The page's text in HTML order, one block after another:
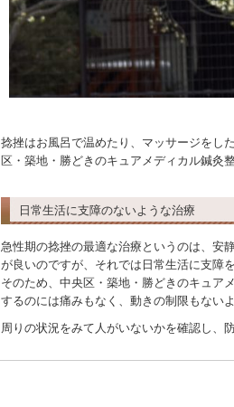
捻挫はお風呂で温めたり、マッサージをし
区・築地・勝どきのキュアメディカル鍼灸
日常生活に支障のないような治療
急性期の捻挫の最適な治療というのは、安
が良いのですが、それでは日常生活に支障
そのため、中央区・築地・勝どきのキュア
するのには痛みもなく、動きの制限もない
周りの状況をみて人がいないかを確認し、